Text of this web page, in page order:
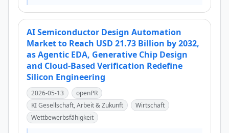
AI Semiconductor Design Automation
Market to Reach USD 21.73 Billion by 2032,
as Agentic EDA, Generative Chip Design
and Cloud-Based Verification Redefine
Silicon Engineering
2026-05-13
openPR
KI Gesellschaft, Arbeit & Zukunft
Wirtschaft
Wettbewerbsfähigkeit